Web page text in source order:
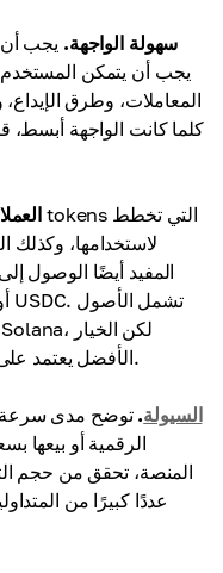
3. سهولة الواجهة. يجب أن
يجب أن يتمكن
المعاملات، وطرق
كلما كانت الواجهة أبسط،
4.
لاستخدامها،
المفيد أيضًا الوصول
الأفضل يعتمد على احتياجاتك الفردية وأهدافك الاستثمارية.
السيولة. توضح مدى سرعة
الرقمية أو بيعها
المنصة، تحقق من حجم
عددًا كبيرًا من